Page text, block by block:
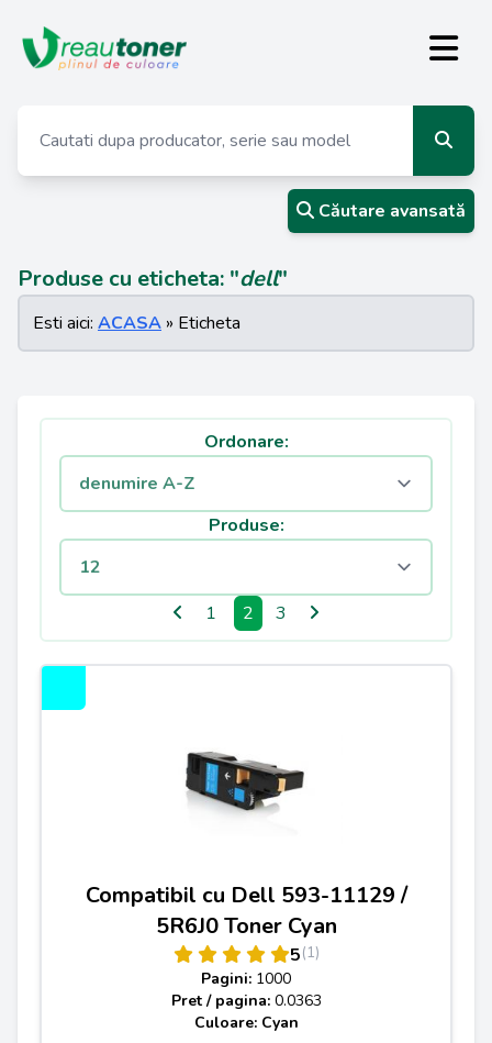
Căutare avansată
Produse cu eticheta: "dell"
Esti aici: ACASA » Eticheta
Ordonare:
Produse:
1 2 3
Compatibil cu Dell 593-11129 /
5R6J0 Toner Cyan
5(1)
Pagini: 1000
Pret / pagina: 0.0363
Culoare: Cyan